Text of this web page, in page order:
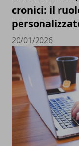
cronici: il
20/01/2026